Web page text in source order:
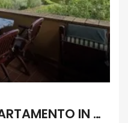
24V – POMAIA, APPARTAMENTO IN COLONICA